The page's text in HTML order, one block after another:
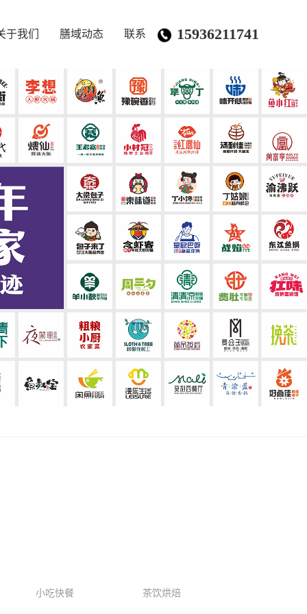
于我们 膳域动态 联系 15936211741
小吃快餐 茶饮烘焙